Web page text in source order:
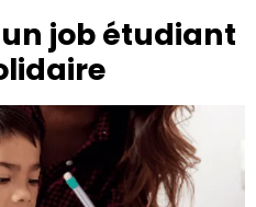
job étudiant